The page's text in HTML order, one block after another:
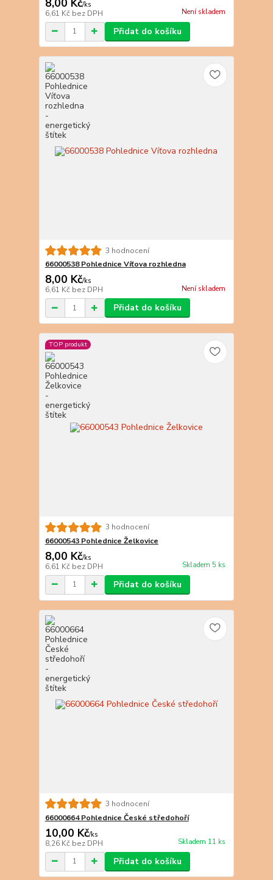
/ks
6,61 Kč bez DPH Není skladem
Přidat do košíku
3 hodnocení
66000538 Pohlednice Víťova rozhledna
8,00 Kč/ks
6,61 Kč bez DPH Není skladem
Přidat do košíku
TOP produkt
3 hodnocení
66000543 Pohlednice Želkovice
8,00 Kč/ks
6,61 Kč bez DPH Skladem 5 ks
Přidat do košíku
3 hodnocení
66000664 Pohlednice České středohoří
10,00 Kč/ks
8,26 Kč bez DPH Skladem 11 ks
Přidat do košíku